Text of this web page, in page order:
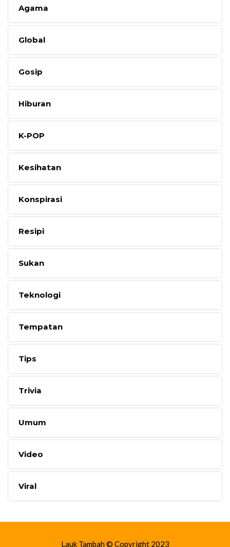
Agama
Global
Gosip
Hiburan
K-POP
Kesihatan
Konspirasi
Resipi
Sukan
Teknologi
Tempatan
Tips
Trivia
Umum
Video
Viral
Lauk Tambah © Copyright 2023